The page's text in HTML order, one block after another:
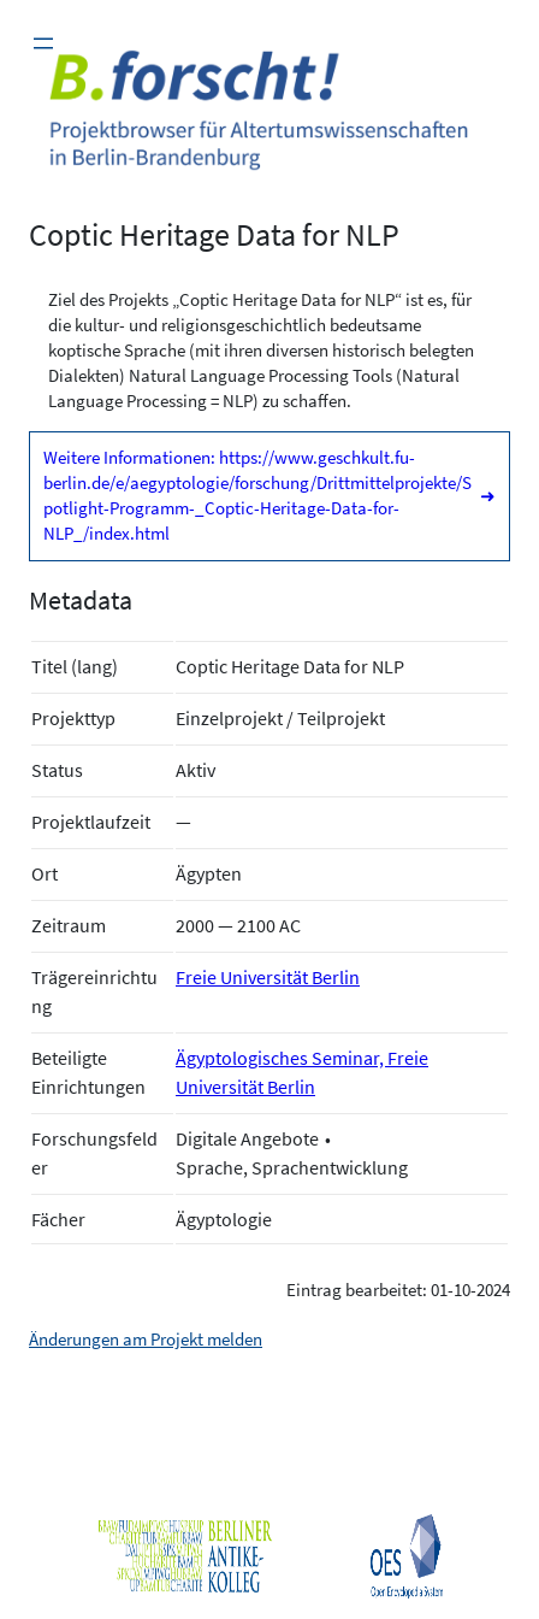
Inhalt
springen
Coptic Heritage Data for NLP
Ziel des Projekts „Coptic Heritage Data for NLP“ ist es, für
die kultur- und religionsgeschichtlich bedeutsame
koptische Sprache (mit ihren diversen historisch belegten
Dialekten) Natural Language Processing Tools (Natural
Language Processing = NLP) zu schaffen.
Weitere Informationen: https://www.geschkult.fu-
berlin.de/e/aegyptologie/forschung/Drittmittelprojekte/S
potlight-Programm-_Coptic-Heritage-Data-for-
NLP_/index.html
➜
Metadata
Titel (lang) Coptic Heritage Data for NLP
Projekttyp Einzelprojekt / Teilprojekt
Status Aktiv
Projektlaufzeit —
Ort Ägypten
Zeitraum 2000 — 2100 AC
Trägereinrichtu
ng
Freie Universität Berlin
Beteiligte
Einrichtungen
Ägyptologisches Seminar, Freie
Universität Berlin
Forschungsfeld
er
Digitale Angebote
Sprache, Sprachentwicklung
Fächer Ägyptologie
Eintrag bearbeitet: 01-10-2024
Änderungen am Projekt melden